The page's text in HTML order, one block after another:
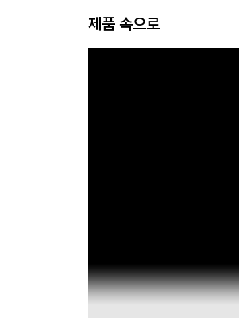
제품 속으로